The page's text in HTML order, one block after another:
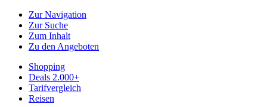
Zur Navigation
Zur Suche
Zum Inhalt
Zu den Angeboten
Shopping
Deals 2.000+
Tarifvergleich
Reisen